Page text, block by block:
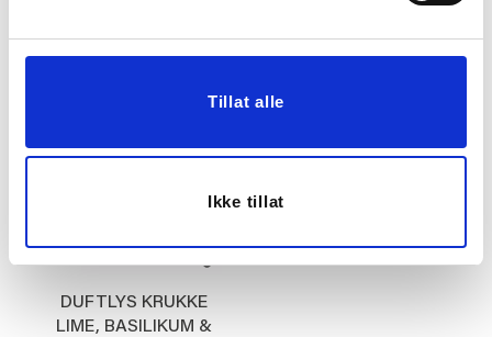
Tillat alle
Ikke tillat
KJØP KJØP
DUFTLYS KRUKKE
LIME, BASILIKUM &